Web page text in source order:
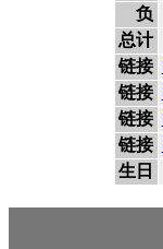
负
总计
链接
链接
链接
链接
生日